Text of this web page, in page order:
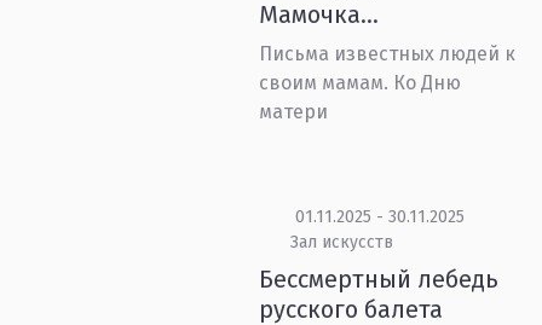
Мамочка…
Письма известных людей к
своим мамам. Ко Дню
матери
01.11.2025 - 30.11.2025
Зал искусств
Бессмертный лебедь
русского балета